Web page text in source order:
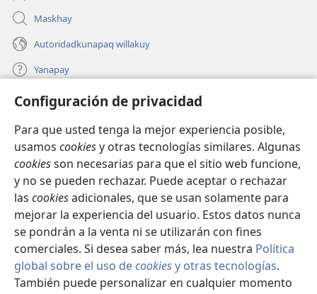
Configuración de privacidad
Para que usted tenga la mejor experiencia posible,
usamos cookiesy otras tecnologías similares. Algunas
cookiesson necesarias para que el sitio web funcione,
y no se pueden rechazar. Puede aceptar o rechazar
las cookiesadicionales, que se usan solamente para
mejorar la experiencia del usuario. Estos datos nunca
se pondrán a la venta ni se utilizarán con fines
comerciales. Si desea saber más, lea nuestra Política
global sobre el uso decookiesy otras tecnologías.
También puede personalizar en cualquier momento
Maskhay
Autoridadkunapaq willakuy
Yanapay
Donacionta churanapaq
una
nueva
ventana)
INTERNETPI QELQANCHISKUNA Watchtower™
(abre
una
nueva
ventana)
JW Hub
(abre
una
nueva
ventana)
JW Library ®
Copyright© 2026 Watch Tower Bible and Tract Society of Pennsylvania.